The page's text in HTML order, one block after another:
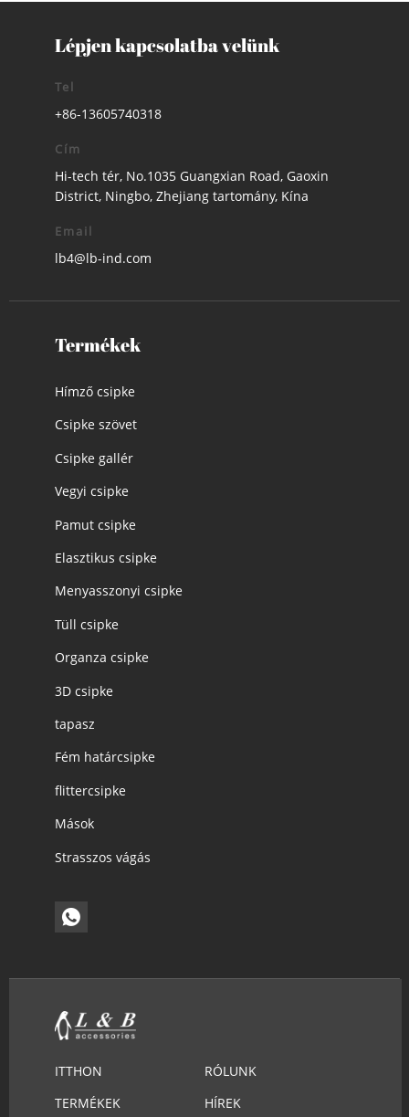
Lépjen kapcsolatba velünk
Tel
+86-13605740318
Cím
Hi-tech tér, No.1035 Guangxian Road, Gaoxin
District, Ningbo, Zhejiang tartomány, Kína
Email
lb4@lb-ind.com
Termékek
Hímző csipke
Csipke szövet
Csipke gallér
Vegyi csipke
Pamut csipke
Elasztikus csipke
Menyasszonyi csipke
Tüll csipke
Organza csipke
3D csipke
tapasz
Fém határcsipke
flittercsipke
Mások
Strasszos vágás
ITTHON
RÓLUNK
TERMÉKEK
HÍREK